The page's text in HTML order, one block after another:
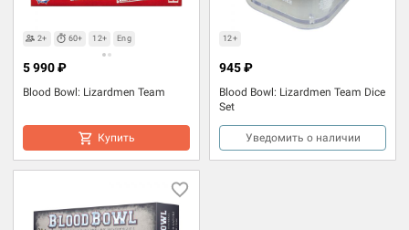
2+ 60+ 12+ Eng
Blood Bowl: Lizardmen Team
5 990 ₽
Купить
12+
Blood Bowl: Lizardmen Team Dice
Set
945 ₽
Уведомить о наличии